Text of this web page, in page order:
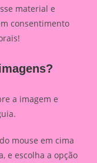
material e
consentimento
a imagem e
mouse em cima
e escolha a opção